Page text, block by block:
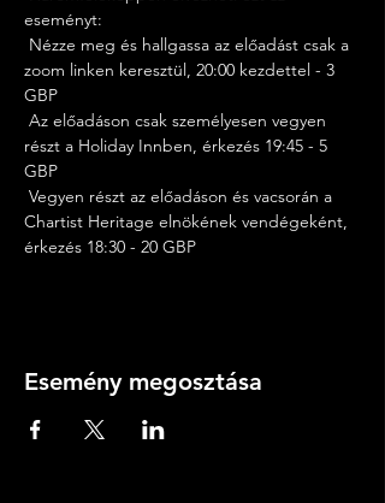
eseményt:
zoom linken keresztül, 20:00 kezdettel - 3
GBP
részt a Holiday Innben, érkezés 19:45 - 5
GBP
Chartist Heritage elnökének vendégeként,
érkezés 18:30 - 20 GBP
Esemény megosztása